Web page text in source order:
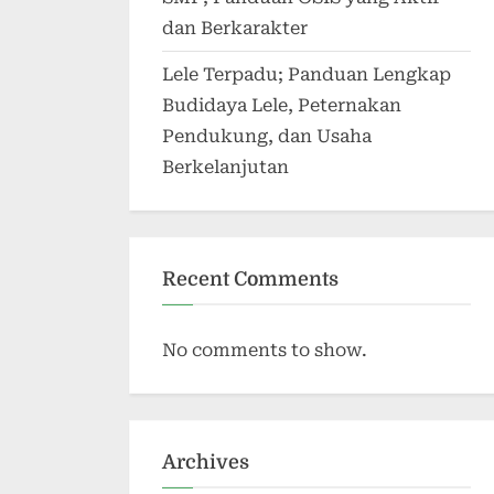
dan Berkarakter
Lele Terpadu; Panduan Lengkap
Budidaya Lele, Peternakan
Pendukung, dan Usaha
Berkelanjutan
Recent Comments
No comments to show.
Archives